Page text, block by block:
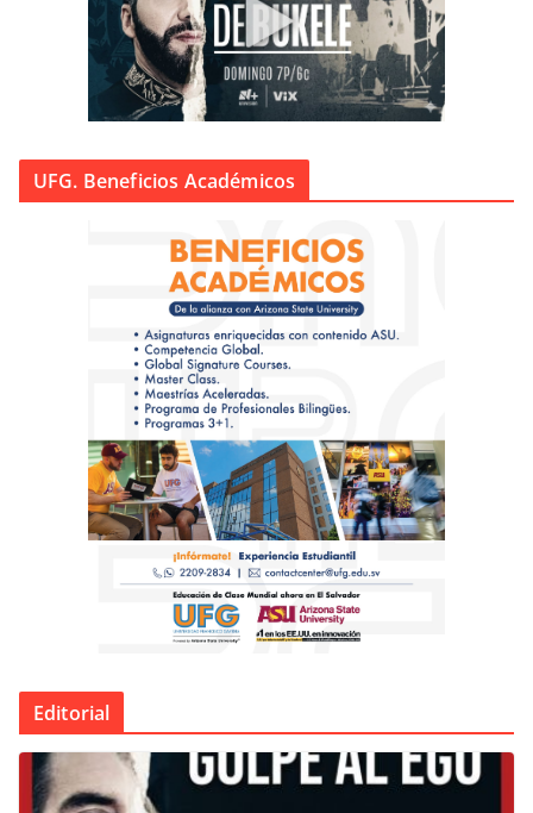
UFG. Beneficios Académicos
Editorial